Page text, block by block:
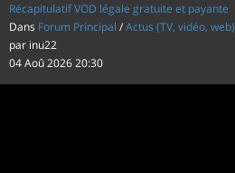
Récapitulatif VOD légale gratuite et payante
Dans Forum Principal /Actus (TV, vidéo, web)
par inu22
04 Aoû 2026 20:30